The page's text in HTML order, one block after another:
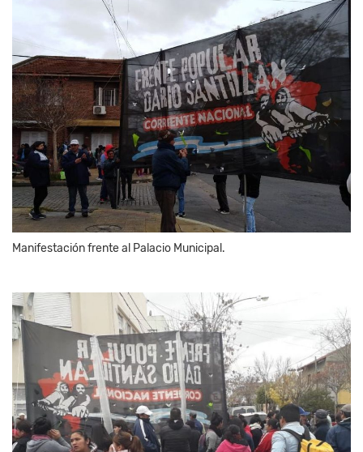
Manifestación frente al Palacio Municipal.